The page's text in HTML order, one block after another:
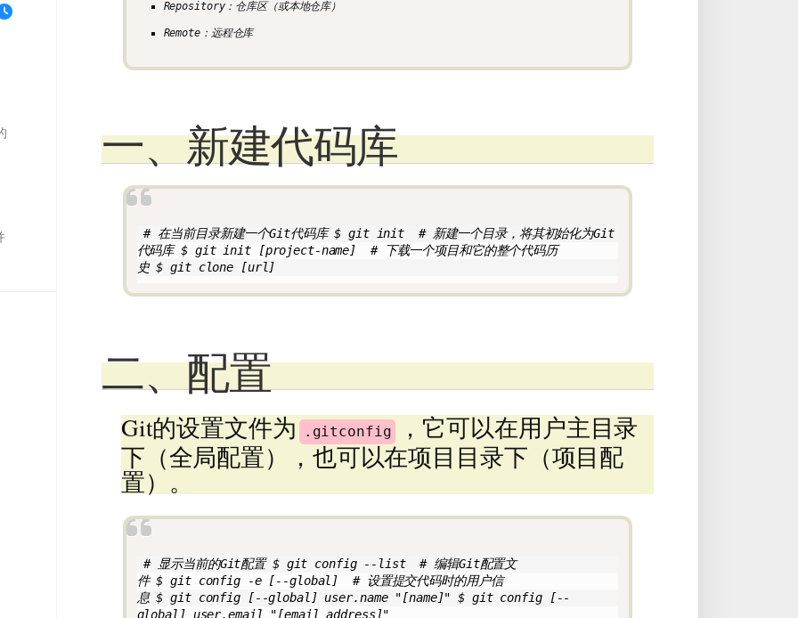
Repository：仓库区（或本地仓库）
Remote：远程仓库
一、新建代码库
# 在当前目录新建一个Git代码库 $ git init  # 新建一个目录，将其初始化为Git
代码库 $ git init [project-name]  # 下载一个项目和它的整个代码历
史 $ git clone [url]
二、配置
Git的设置文件为 .gitconfig
，它可以在用户主目录
下（全局配置），也可以在项目目录下（项目配
置）。
# 显示当前的Git配置 $ git config --list  # 编辑Git配置文
件 $ git config -e [--global]  # 设置提交代码时的用户信
息 $ git config [--global] user.name "[name]" $ git config [--
global] user.email "[email address]"